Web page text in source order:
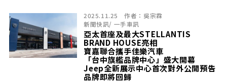
載具」的詮釋。這款由加州Irvine的
Hyundai America Technical Center
打造的作品，在外型、內裝、越野機能等
層面展現前所未有的探索性。
2025.11.25 作者： 吳宗霖
新聞快訊/ 一手車訊
亞太首座及最大STELLANTIS
BRAND HOUSE亮相
寶嘉聯合攜手佳樂汽車
「台中旗艦品牌中心」盛大開幕
Jeep全新展示中心首次對外公開預告
品牌即將回歸